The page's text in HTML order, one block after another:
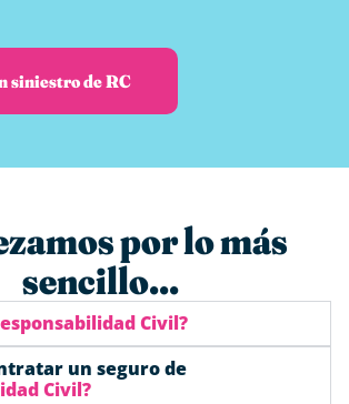
siniestro de RC
por lo más
sencillo...
Civil?
un seguro de
Civil?